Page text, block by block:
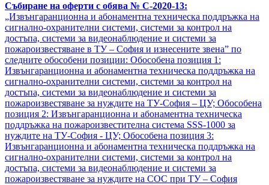
Събиране на оферти с обява № С-2020-13:
„Извънгаранционна и абонаментна техническа поддръжка на
сигнално-охранителни системи, системи за контрол на
достъпа, системи за видеонаблюдение и системи за
пожароизвестяване в ТУ – София и изнесените звена” по
следните обособени позиции: Обособена позиция 1:
Извънгаранционна и абонаментна техническа поддръжка на
сигнално-охранителни системи, системи за контрол на
достъпа, системи за видеонаблюдение и системи за
пожароизвестяване за нуждите на ТУ-София – ЦУ; Обособена
позиция 2: Извънгаранционна и абонаментна техническа
поддръжка на пожароизвестителна система SSS-1000 за
нуждите на ТУ-София - ЦУ; Обособена позиция 3:
Извънгаранционна и абонаментна техническа поддръжка на
сигнално-охранителни системи, системи за контрол на
достъпа, системи за видеонаблюдение и системи за
пожароизвестяване за нуждите на СОС при ТУ – София